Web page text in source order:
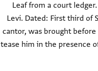
Leaf from a court
Levi. Dated: First third of
cantor, was brought
tease him in the presence